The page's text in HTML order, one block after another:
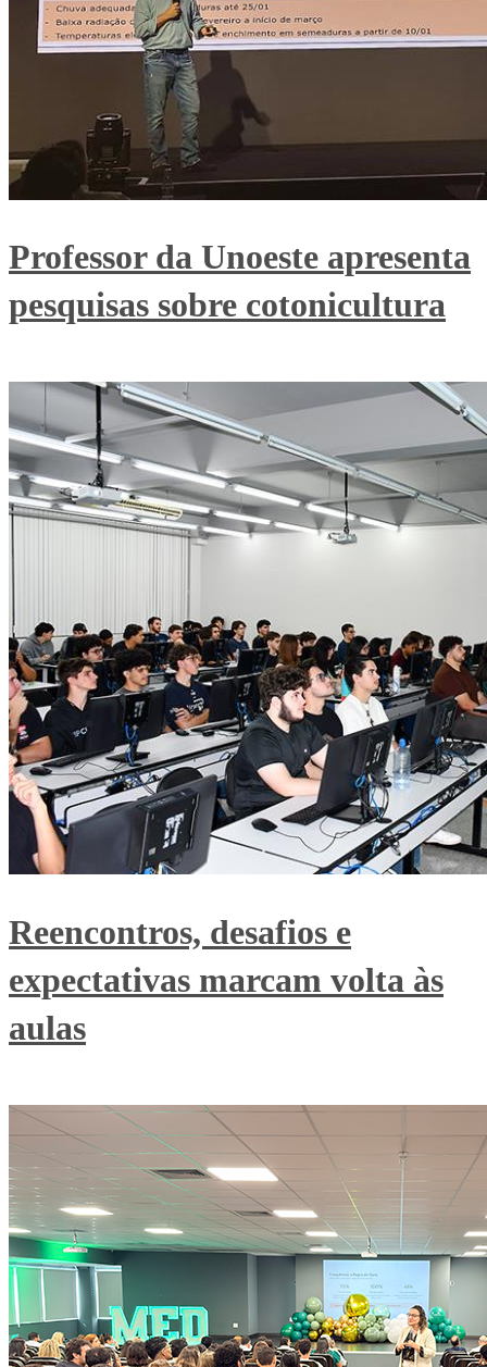
Professor da Unoeste apresenta
pesquisas sobre cotonicultura
Reencontros, desafios e
expectativas marcam volta às
aulas